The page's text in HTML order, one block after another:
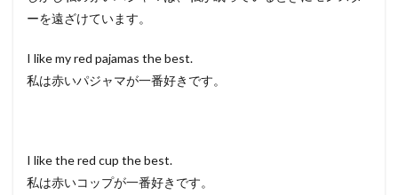
ーを遠ざけています。
I like my red pajamas the best.
私は赤いパジャマが一番好きです。
I like the red cup the best.
私は赤いコップが一番好きです。